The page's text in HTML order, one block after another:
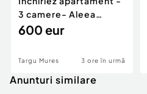
3 camere- Aleea
Carpati
600 eur
Targu Mures 3 ore în urmă
Anunturi similare